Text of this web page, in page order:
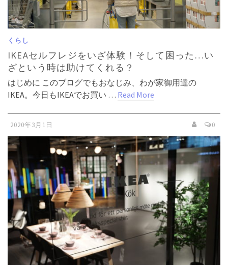
くらし
IKEAセルフレジをいざ体験！そして困った…い
ざという時は助けてくれる？
はじめに このブログでもおなじみ、わが家御用達の
IKEA。今日もIKEAでお買い … Read More
2020年3月1日 0